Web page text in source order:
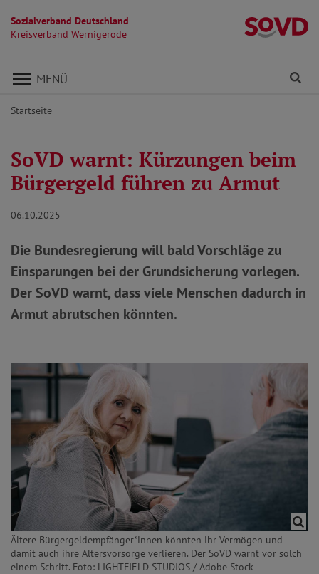
Sozialverband Deutschland
Kreisverband Wernigerode
Direkt zu den Inhalten springen
MENÜ
Startseite
SoVD warnt: Kürzungen beim
Bürgergeld führen zu Armut
06.10.2025
Die Bundesregierung will bald Vorschläge zu
Einsparungen bei der Grundsicherung vorlegen.
Der SoVD warnt, dass viele Menschen dadurch in
Armut abrutschen könnten.
Ältere Bürgergeldempfänger*innen könnten ihr Vermögen und
damit auch ihre Altersvorsorge verlieren. Der SoVD warnt vor solch
einem Schritt. Foto: LIGHTFIELD STUDIOS / Adobe Stock